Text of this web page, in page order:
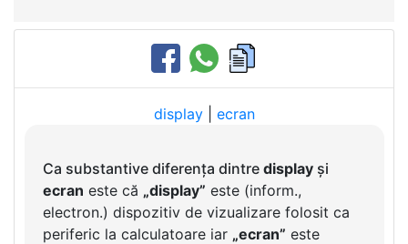
display| ecran
Ca substantive diferența dintre displayși
ecran este că „display” este (inform.,
electron.) dispozitiv de vizualizare folosit ca
periferic la calculatoare iar „ecran” este